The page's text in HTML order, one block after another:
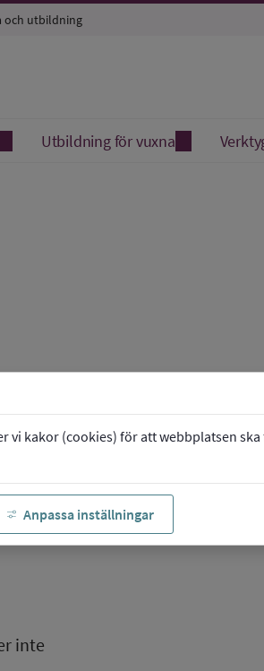
vi kakor (cookies) för att webbplatsen
Anpassa inställningar
och utbildning
Utbildning för vuxna
inte